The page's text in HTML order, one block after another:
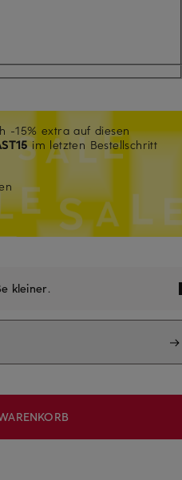
-15% extra auf diesen
im letzten Bestellschritt
kleiner.